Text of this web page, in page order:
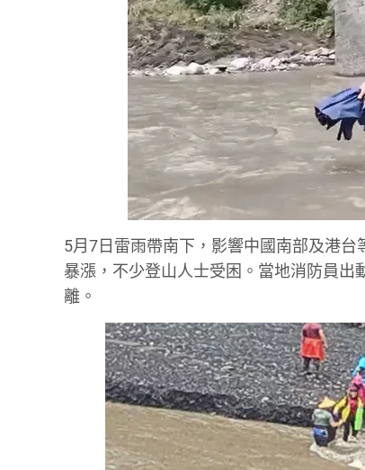
5月7日雷雨帶南下，影響中國南部及港
暴漲，不少登山人士受困。當地消防員
離。